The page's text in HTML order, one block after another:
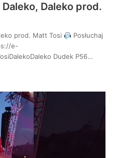
Daleko, Daleko prod.
prod. Matt Tosi
Posłuchaj
e-
Dudek P56…